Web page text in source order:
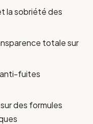
la sobriété des
totale sur
fuites
des formules